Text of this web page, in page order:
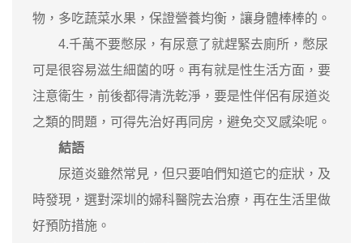
物，多吃蔬菜水果，保證營養均衡，讓身體棒棒的。
4.千萬不要憋尿，有尿意了就趕緊去廁所，憋尿
可是很容易滋生細菌的呀。再有就是性生活方面，要
注意衛生，前後都得清洗乾淨，要是性伴侶有尿道炎
之類的問題，可得先治好再同房，避免交叉感染呢。
結語
尿道炎雖然常見，但只要咱們知道它的症狀，及
時發現，選對深圳的婦科醫院去治療，再在生活里做
好預防措施。